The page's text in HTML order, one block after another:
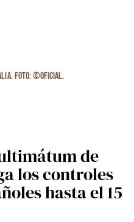
de
los controles
hasta el 15